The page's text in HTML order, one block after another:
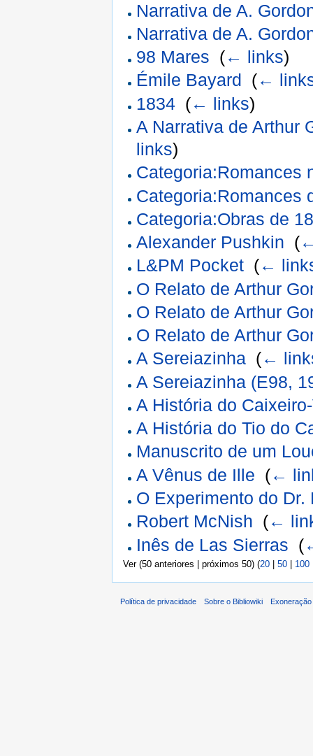
Narrativa de A.
Narrativa de A.
98 Mares (← links)
Émile Bayard
(←
1834 (← links)
A Narrativa de Arthur
links)
Categoria:Romances
Categoria:Romances
Categoria:Obras de
Alexander Pushkin (
L&PM Pocket (←
O Relato de Arthur
O Relato de Arthur
O Relato de Arthur
A Sereiazinha (←
A Sereiazinha (E98,
A História do
A História do Tio do
Manuscrito de um
A Vênus de Ille (←
O Experimento do Dr.
Robert McNish (←
Inês de Las Sierras (
Ver (50 anteriores | próximos 50) (20 50 100
Política de privacidade Sobre o Bibliowiki